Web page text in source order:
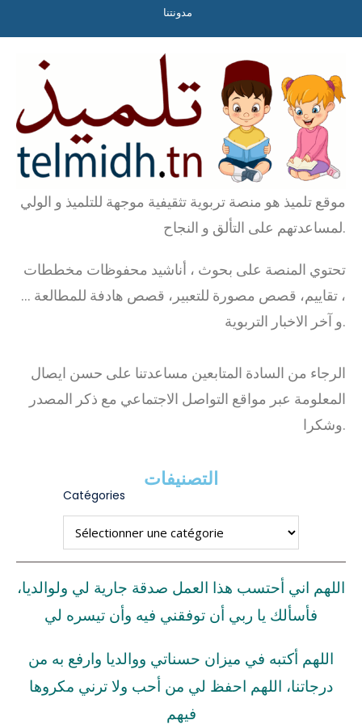
مدونتنا
موقع تلميذ هو منصة تربوية تثقيفية موجهة للتلميذ و الولي
لمساعدتهم على التألق و النجاح.
تحتوي المنصة على بحوث ، أناشيد محفوظات مخططات
، تقاييم، قصص مصورة للتعبير، قصص هادفة للمطالعة …
و آخر الاخبار التربوية.
الرجاء من السادة المتابعين مساعدتنا على حسن ايصال
المعلومة عبر مواقع التواصل الاجتماعي مع ذكر المصدر
وشكرا.
التصنيفات
Catégories
اللهم اني أحتسب هذا العمل صدقة جارية لي ولوالديا،
فأسألك يا ربي أن توفقني فيه وأن تيسره لي
اللهم أكتبه في ميزان حسناتي ووالديا وارفع به من
درجاتنا، اللهم احفظ لي من أحب ولا ترني مكروها
فيهم